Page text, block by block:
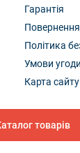
Гарантія
Політика
Умови угоди
Карта сайту
товарів